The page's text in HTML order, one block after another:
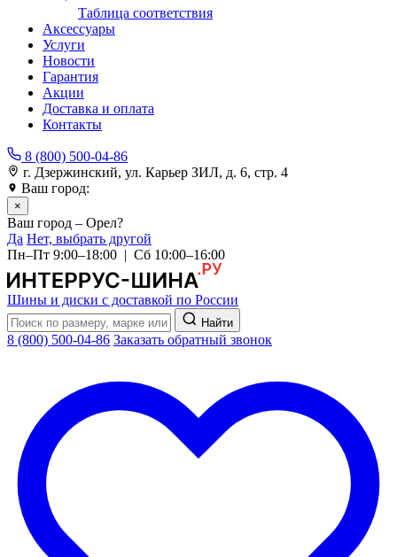
Таблица соответствия
Аксессуары
Услуги
Новости
Гарантия
Акции
Доставка и оплата
Контакты
8 (800) 500-04-86
г. Дзержинский, ул. Карьер ЗИЛ, д. 6, стр. 4
Ваш город:
×
Ваш город – Орел?
Да Нет, выбрать другой
Пн–Пт 9:00–18:00 | Сб 10:00–16:00
Шины и диски с доставкой по России
Найти
8 (800) 500-04-86 Заказать обратный звонок